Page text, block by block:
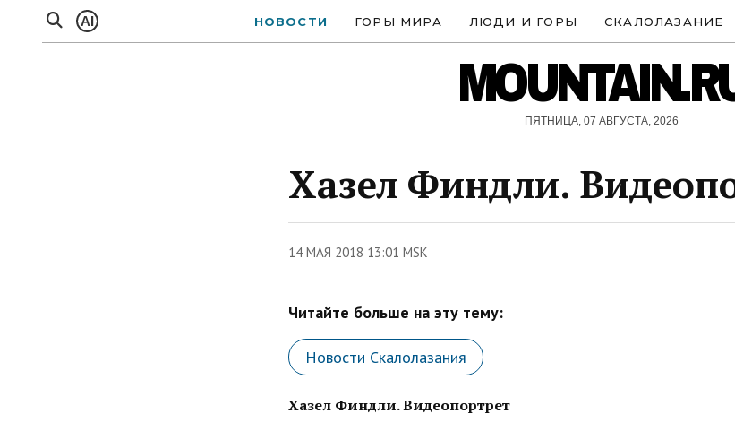
AI НОВОСТИ ГОРЫ МИРА ЛЮДИ И ГОРЫ СКАЛОЛАЗАНИЕ
ПЯТНИЦА, 07 АВГУСТА, 2026
Хазел Финдли.
14 МАЯ 2018 13:01 MSK
Читайте больше на эту тему:
Новости Скалолазания
Хазел Финдли. Видеопортрет